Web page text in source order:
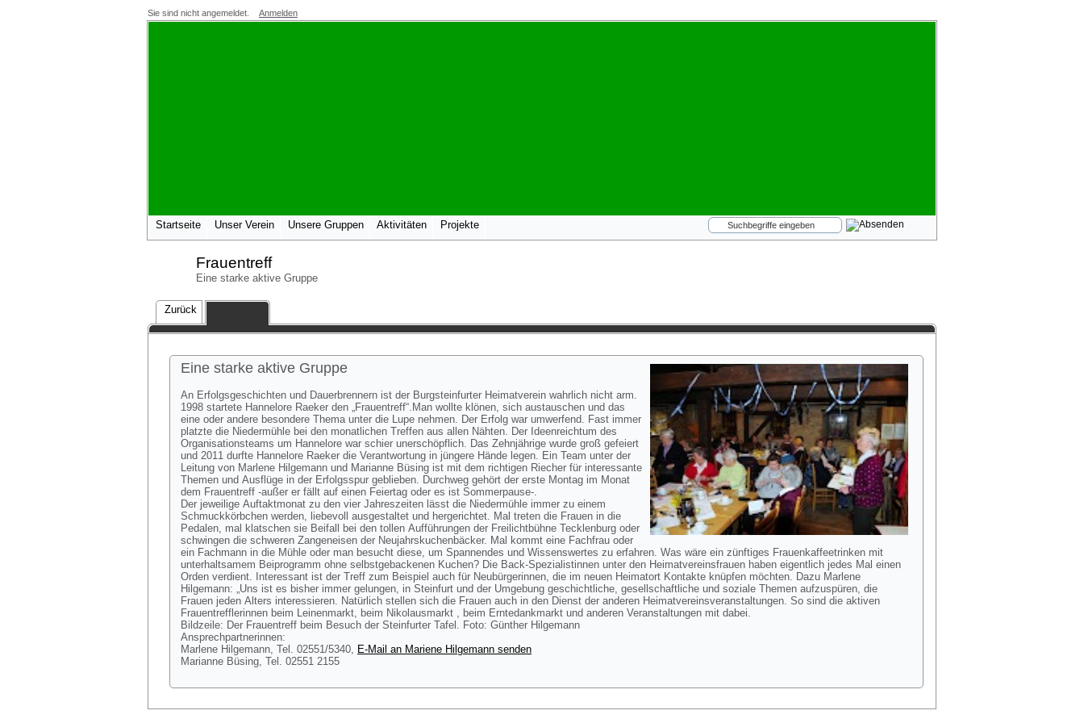
Sie sind nicht angemeldet. Anmelden
Startseite Unser Verein Unsere Gruppen Aktivitäten Projekte
Frauentreff
Eine starke aktive Gruppe
Zurück
Eine starke aktive Gruppe
An Erfolgsgeschichten und Dauerbrennern ist der Burgsteinfurter Heimatverein wahrlich nicht arm.
1998 startete Hannelore Raeker den „Frauentreff“.Man wollte klönen, sich austauschen und das
eine oder andere besondere Thema unter die Lupe nehmen. Der Erfolg war umwerfend. Fast immer
platzte die Niedermühle bei den monatlichen Treffen aus allen Nähten. Der Ideenreichtum des
Organisationsteams um Hannelore war schier unerschöpflich. Das Zehnjährige wurde groß gefeiert
und 2011 durfte Hannelore Raeker die Verantwortung in jüngere Hände legen. Ein Team unter der
Leitung von Marlene Hilgemann und Marianne Büsing ist mit dem richtigen Riecher für interessante
Themen und Ausflüge in der Erfolgsspur geblieben. Durchweg gehört der erste Montag im Monat
dem Frauentreff -außer er fällt auf einen Feiertag oder es ist Sommerpause-.
Der jeweilige Auftaktmonat zu den vier Jahreszeiten lässt die Niedermühle immer zu einem
Schmuckkörbchen werden, liebevoll ausgestaltet und hergerichtet. Mal treten die Frauen in die
Pedalen, mal klatschen sie Beifall bei den tollen Aufführungen der Freilichtbühne Tecklenburg oder
schwingen die schweren Zangeneisen der Neujahrskuchenbäcker. Mal kommt eine Fachfrau oder
ein Fachmann in die Mühle oder man besucht diese, um Spannendes und Wissenswertes zu erfahren. Was wäre ein zünftiges Frauenkaffeetrinken mit
unterhaltsamem Beiprogramm ohne selbstgebackenen Kuchen? Die Back-Spezialistinnen unter den Heimatvereinsfrauen haben eigentlich jedes Mal einen
Orden verdient. Interessant ist der Treff zum Beispiel auch für Neubürgerinnen, die im neuen Heimatort Kontakte knüpfen möchten. Dazu Marlene
Hilgemann: „Uns ist es bisher immer gelungen, in Steinfurt und der Umgebung geschichtliche, gesellschaftliche und soziale Themen aufzuspüren, die
Frauen jeden Alters interessieren. Natürlich stellen sich die Frauen auch in den Dienst der anderen Heimatvereinsveranstaltungen. So sind die aktiven
Frauentrefflerinnen beim Leinenmarkt, beim Nikolausmarkt , beim Erntedankmarkt und anderen Veranstaltungen mit dabei.
Bildzeile: Der Frauentreff beim Besuch der Steinfurter Tafel. Foto: Günther Hilgemann
Ansprechpartnerinnen:
Marlene Hilgemann, Tel. 02551/5340, E-Mail an Mariene Hilgemann senden
Marianne Büsing, Tel. 02551 2155